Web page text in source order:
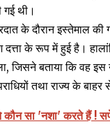
थी।
के दौरान इस्तेमाल
दत्ता के रूप में हुई है।
जिसने बताया कि वह
तथा राज्य के
सा 'नशा' करते हैं ! सफेट